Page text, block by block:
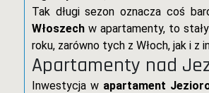
Tak długi sezon oznacza coś
Włoszech w apartamenty, to
roku, zarówno tych z Włoch, jak i z
Apartamenty nad
Inwestycja w apartament